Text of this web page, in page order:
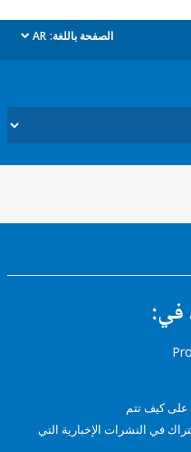
الصفحة باللغة: AR
dropdown
الإخبارية التي